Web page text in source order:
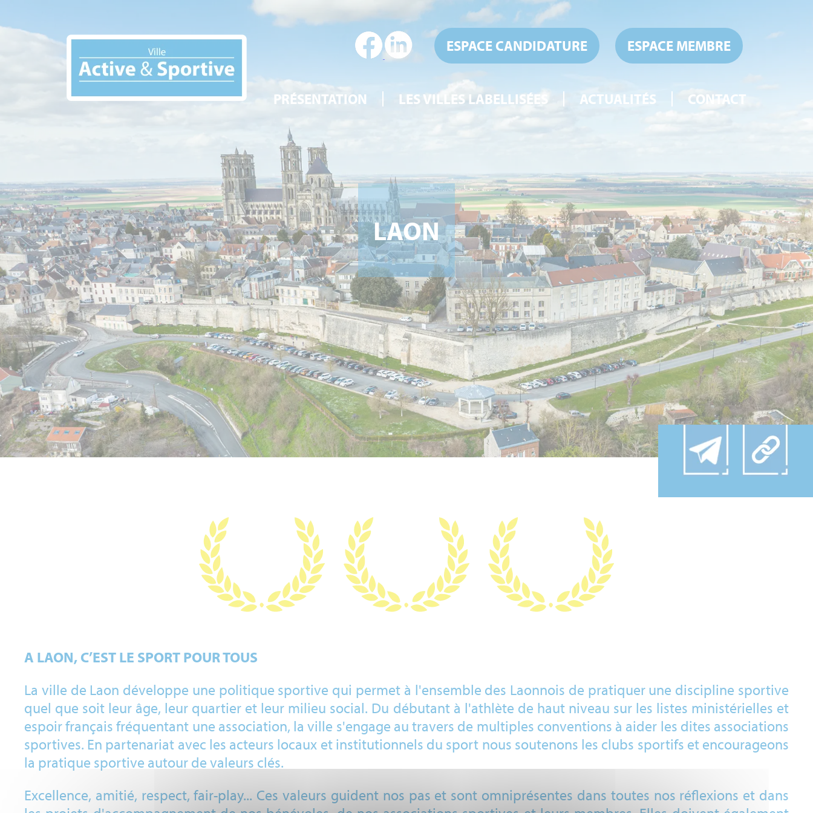
ESPACE CANDIDATURE ESPACE MEMBRE
PRÉSENTATION LES VILLES LABELLISÉES ACTUALITÉS CONTACT
LAON
A LAON, C’EST LE SPORT POUR TOUS
La ville de Laon développe une politique sportive qui permet à l'ensemble des Laonnois de pratiquer une discipline sportive
quel que soit leur âge, leur quartier et leur milieu social. Du débutant à l'athlète de haut niveau sur les listes ministérielles et
espoir français fréquentant une association, la ville s'engage au travers de multiples conventions à aider les dites associations
sportives. En partenariat avec les acteurs locaux et institutionnels du sport nous soutenons les clubs sportifs et encourageons
la pratique sportive autour de valeurs clés.
Excellence, amitié, respect, fair-play... Ces valeurs guident nos pas et sont omniprésentes dans toutes nos réflexions et dans